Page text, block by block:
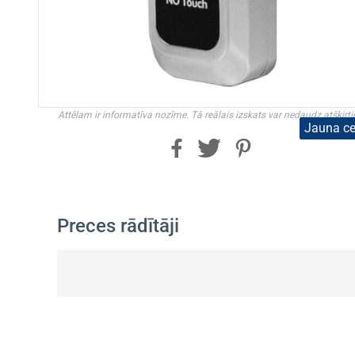
Jauna
Attēlam ir informatīva nozīme. Tā reālais izskats var nedaudz
Preces rādītāji